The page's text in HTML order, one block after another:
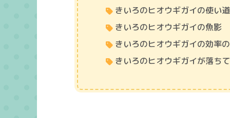
きいろのヒオウギガイの使い道
きいろのヒオウギガイの魚影
きいろのヒオウギガイの効率
きいろのヒオウギガイが落ち